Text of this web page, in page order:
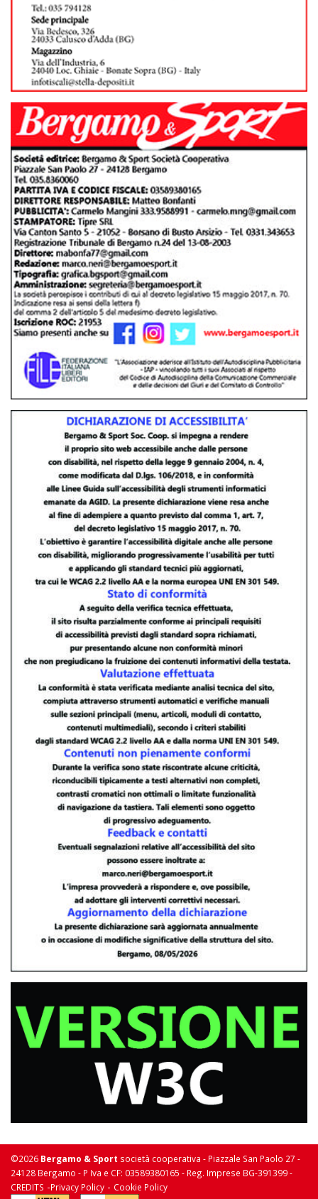
©2026 Bergamo & Sport società cooperativa - Piazzale San Paolo 27 -
24128 Bergamo - P Iva e CF: 03589380165 - Reg. Imprese BG-391399 -
CREDITS -Privacy Policy - Cookie Policy